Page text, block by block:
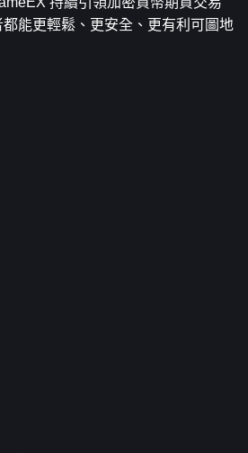
能更輕鬆、更安全、更有利可圖地